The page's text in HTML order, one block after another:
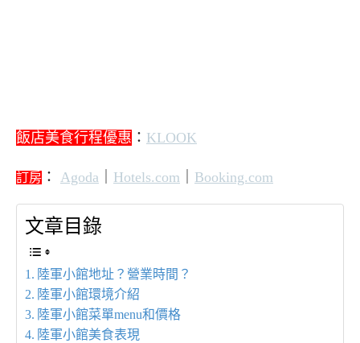
飯店美食行程優惠 ： KLOOK
訂房 ： Agoda Hotels.com Booking.com
文章目錄
陸軍小館地址？營業時間？
陸軍小館環境介紹
陸軍小館菜單menu和價格
陸軍小館美食表現